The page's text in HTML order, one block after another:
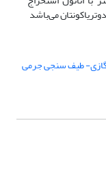
می‌باشد
طیف‌ سنجی جرمی